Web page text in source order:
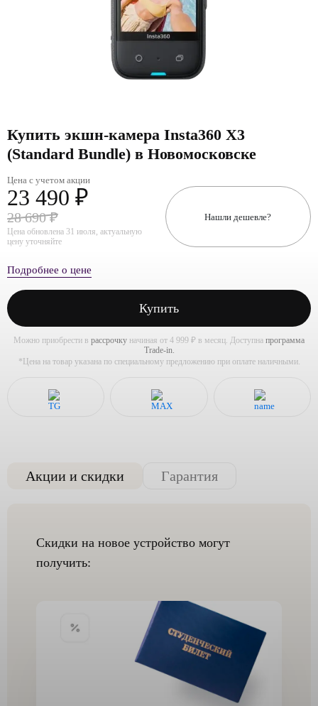
Купить экшн-камера Insta360 X3
(Standard Bundle) в Новомосковске
Цена с учетом акции
23 490 ₽
28 690 ₽
Цена обновлена 31 июля, актуальную
цену уточняйте
Нашли дешевле?
Подробнее о цене
Купить
Можно приобрести в рассрочку начиная от 4 999 ₽ в месяц. Доступна программа
Trade-in.
*Цена на товар указана по специальному предложению при оплате наличными.
Акции и скидки Гарантия
Скидки на новое устройство могут
получить: